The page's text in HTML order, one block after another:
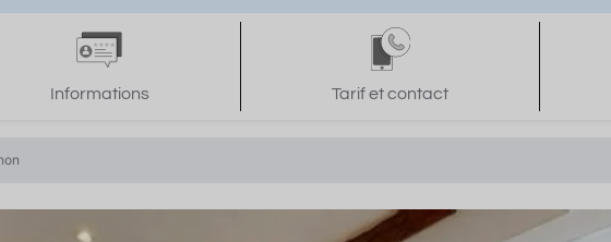
Informations Tarif et contact